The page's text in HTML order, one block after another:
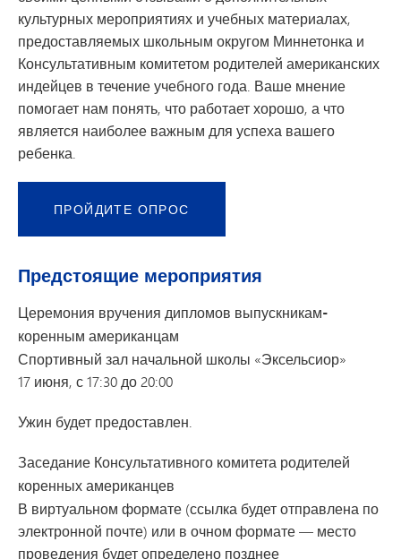
культурных мероприятиях и учебных материалах,
предоставляемых школьным округом Миннетонка и
Консультативным комитетом родителей американских
индейцев в течение учебного года. Ваше мнение
помогает нам понять, что работает хорошо, а что
является наиболее важным для успеха вашего
ребенка.
ПРОЙДИТЕ ОПРОС
Предстоящие мероприятия
Церемония вручения дипломов выпускникам-
коренным американцам
Спортивный зал начальной школы «Эксельсиор»
17 июня, с 17:30 до 20:00
Ужин будет предоставлен.
Заседание Консультативного комитета родителей
коренных американцев
В виртуальном формате (ссылка будет отправлена по
электронной почте) или в очном формате — место
проведения будет определено позднее